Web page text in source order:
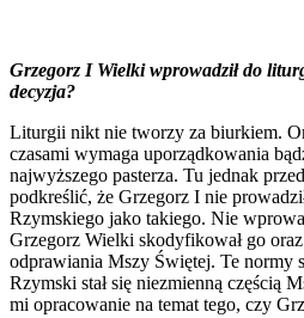
Grzegorz I Wielki wprowadził do
decyzja?
Liturgii nikt nie tworzy za biurkiem.
czasami wymaga uporządkowania
najwyższego pasterza. Tu jednak
podkreślić, że Grzegorz I nie
Rzymskiego jako takiego. Nie
Grzegorz Wielki skodyfikował go
odprawiania Mszy Świętej. Te normy
Rzymski stał się niezmienną częścią
mi opracowanie na temat tego, czy